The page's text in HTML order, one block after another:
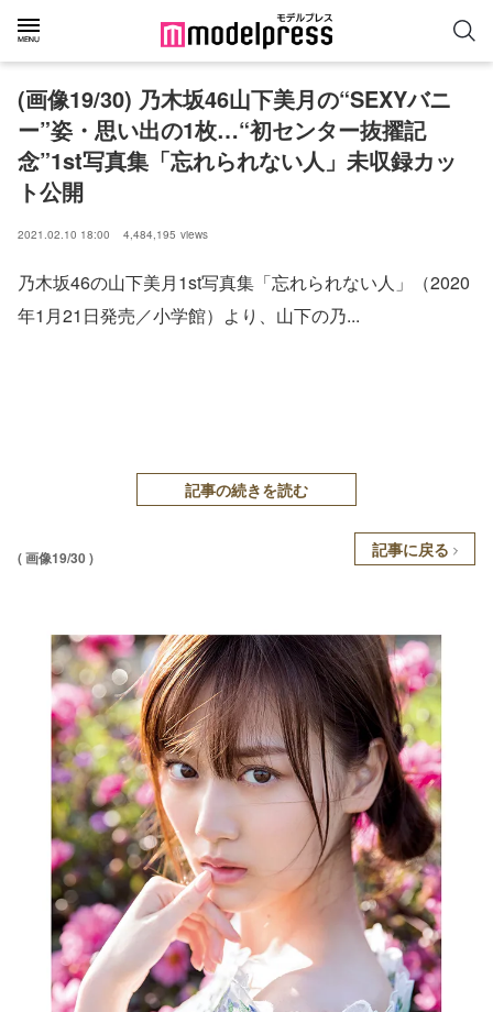
(画像19/30) 乃木坂46山下美月の“SEXYバニ
ー”姿・思い出の1枚…“初センター抜擢記
念”1st写真集「忘れられない人」未収録カッ
ト公開
2021.02.10 18:00 4,484,195 views
乃木坂46の山下美月1st写真集「忘れられない人」（2020
年1月21日発売／小学館）より、山下の乃...
記事の続きを読む
( 画像19/30 ) 記事に戻る